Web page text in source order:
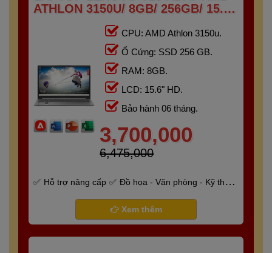
ATHLON 3150U/ 8GB/ 256GB/ 15.6"
CPU: AMD Athlon 3150u.
Ổ Cứng: SSD 256 GB.
RAM: 8GB.
LCD: 15.6" HD.
Bảo hành 06 tháng.
3,700,000
6,475,000
Hỗ trợ nâng cấp
Đồ họa - Văn phòng - Kỹ thuật
Bảo hành 6 tháng
Xem thêm